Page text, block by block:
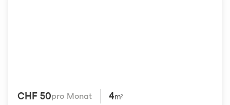
CHF 50pro Monat 4m²